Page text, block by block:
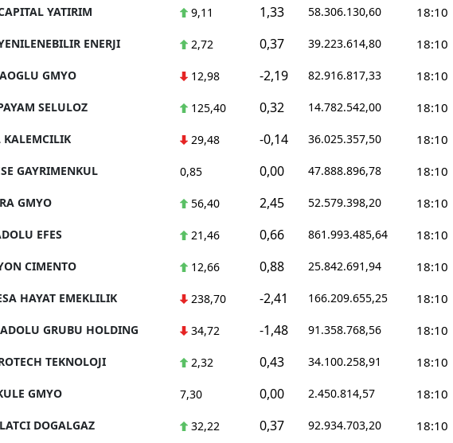
Edirne
Elazığ
Erzincan
YATIRIM 9,11 1,33 58.306.130,60 18:10
ENERJI 2,72 0,37 39.223.614,80 18:10
GMYO 12,98 -2,19 82.916.817,33 18:10
SELULOZ 125,40 0,32 14.782.542,00 18:10
KALEMCILIK 29,48 -0,14 36.025.357,50 18:10
GAYRIMENKUL 0,85 0,00 47.888.896,78 18:10
GMYO 56,40 2,45 52.579.398,20 18:10
EFES 21,46 0,66 861.993.485,64 18:10
CIMENTO 12,66 0,88 25.842.691,94 18:10
HAYAT EMEKLILIK 238,70 -2,41 166.209.655,25 18:10
GRUBU HOLDING 34,72 -1,48 91.358.768,56 18:10
TEKNOLOJI 2,32 0,43 34.100.258,91 18:10
GMYO 7,30 0,00 2.450.814,57 18:10
DOGALGAZ 32,22 0,37 92.934.703,20 18:10